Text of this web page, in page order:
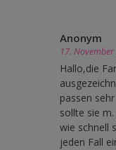
Anonym
17.
Hallo,die
passen
sollte sie
wie schnell
jeden Fall